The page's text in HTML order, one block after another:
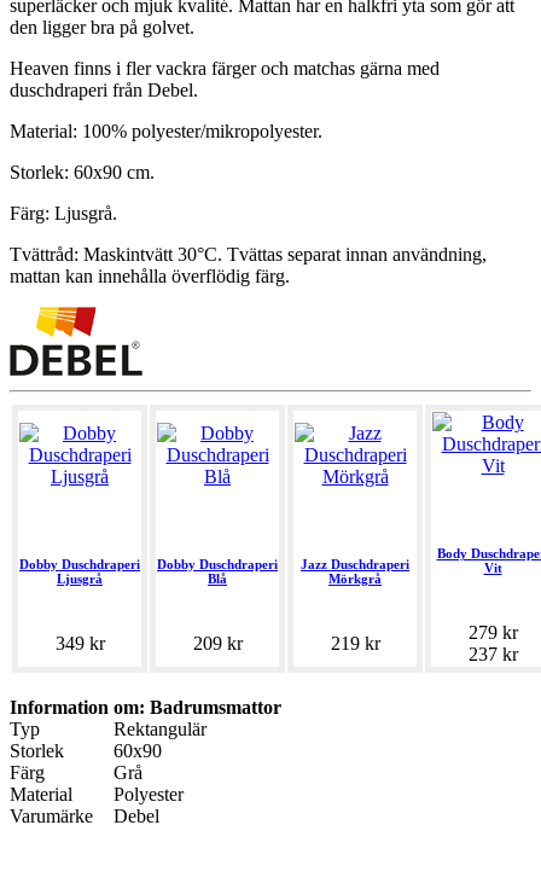
superläcker och mjuk kvalité. Mattan har en halkfri yta som gör att
den ligger bra på golvet.
Heaven finns i fler vackra färger och matchas gärna med
duschdraperi från Debel.
Material: 100% polyester/mikropolyester.
Storlek: 60x90 cm.
Färg: Ljusgrå.
Tvättråd: Maskintvätt 30°C. Tvättas separat innan användning,
mattan kan innehålla överflödig färg.
Dobby Duschdraperi
Ljusgrå
349 kr
Dobby Duschdraperi
Blå
209 kr
Jazz Duschdraperi
Mörkgrå
219 kr
Body
Vit
279 kr
237 kr
Information om: Badrumsmattor
Typ
Rektangulär
Storlek
60x90
Färg
Grå
Material
Polyester
Varumärke
Debel